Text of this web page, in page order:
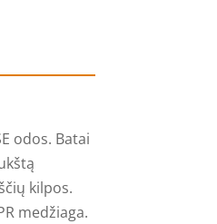
odos. Batai
kilpos.
medžiaga.